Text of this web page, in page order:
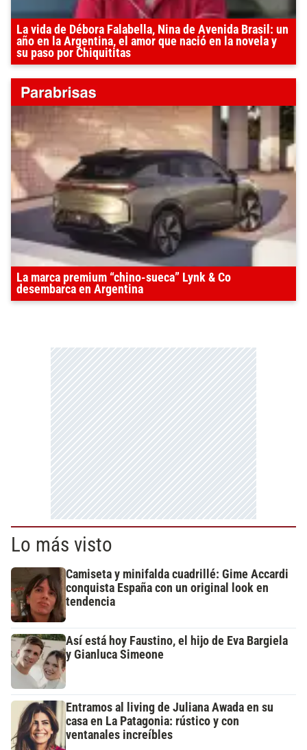
La vida de Débora Falabella, Nina de Avenida Brasil: un
año en la Argentina, el amor que nació en la novela y
su paso por Chiquititas
La marca premium “chino-sueca” Lynk & Co
desembarca en Argentina
Lo más visto
Camiseta y minifalda cuadrillé: Gime Accardi
conquista España con un original look en
tendencia
Así está hoy Faustino, el hijo de Eva Bargiela
y Gianluca Simeone
Entramos al living de Juliana Awada en su
casa en La Patagonia: rústico y con
ventanales increíbles